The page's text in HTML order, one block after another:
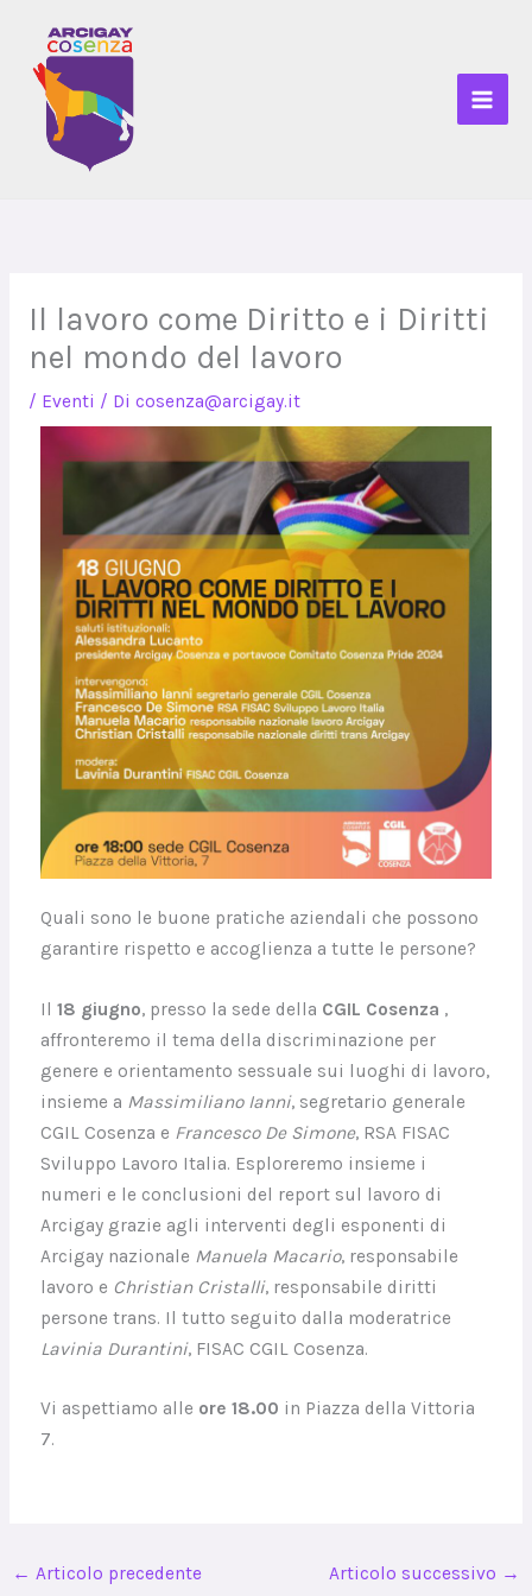
contenuto
Il lavoro come Diritto e i Diritti
nel mondo del lavoro
/ Eventi / Di cosenza@arcigay.it
Quali sono le buone pratiche aziendali che possono
garantire rispetto e accoglienza a tutte le persone?
Il 18 giugno, presso la sede della CGIL Cosenza ,
affronteremo il tema della discriminazione per
genere e orientamento sessuale sui luoghi di lavoro,
insieme a Massimiliano Ianni, segretario generale
CGIL Cosenza e Francesco De Simone, RSA FISAC
Sviluppo Lavoro Italia. Esploreremo insieme i
numeri e le conclusioni del report sul lavoro di
Arcigay grazie agli interventi degli esponenti di
Arcigay nazionale Manuela Macario, responsabile
lavoro e Christian Cristalli, responsabile diritti
persone trans. Il tutto seguito dalla moderatrice
Lavinia Durantini, FISAC CGIL Cosenza.
Vi aspettiamo alle ore 18.00 in Piazza della Vittoria
7.
← Articolo precedente Articolo successivo →